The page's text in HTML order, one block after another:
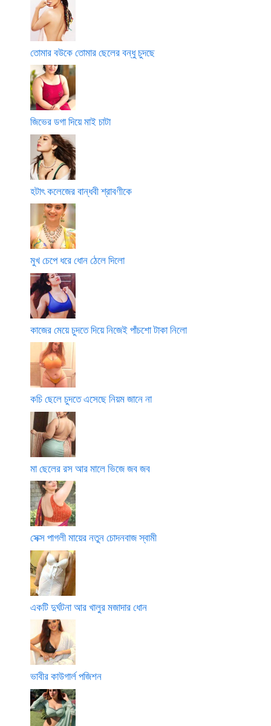
তোমার বউকে তোমার ছেলের বন্ধু চুদছে
জিভের ডগা দিয়ে মাই চাটা
হটাৎ কলেজের বান্ধবী শ্রাবণীকে
মুখ চেপে ধরে ধোন ঠেলে দিলো
কাজের মেয়ে চুদতে দিয়ে নিজেই পাঁচশো টাকা নিলো
কচি ছেলে চুদতে এসেছে নিয়ম জানে না
মা ছেলের রস আর মালে ভিজে জব জব
সেক্স পাগলী মায়ের নতুন চোদনবাজ স্বামী
একটি দুর্ঘটনা আর খালুর মজাদার ধোন
ভাবীর কাউগার্ল পজিশন